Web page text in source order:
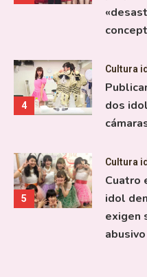
4
Cultura
dos
5
Cultura
Cuatro
idol
exigen